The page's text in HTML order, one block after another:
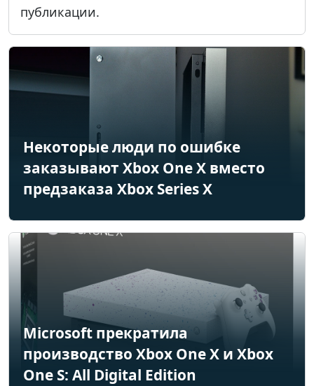
публикации.
Некоторые люди по ошибке
заказывают Xbox One X вместо
предзаказа Xbox Series X
Microsoft прекратила
производство Xbox One X и Xbox
One S: All Digital Edition